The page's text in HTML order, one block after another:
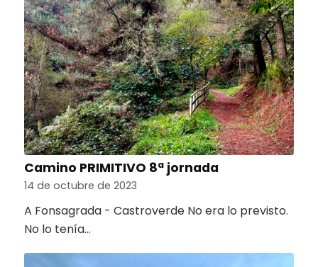
Camino PRIMITIVO 8ª jornada
14 de octubre de 2023
A Fonsagrada - Castroverde No era lo previsto.
No lo tenía…